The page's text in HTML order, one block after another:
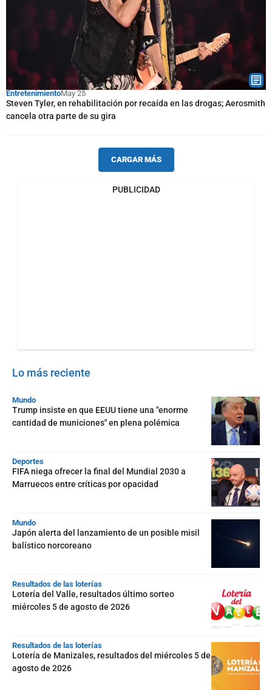
EntretenimientoMay 25
Steven Tyler, en rehabilitación por recaída en las drogas; Aerosmith
cancela otra parte de su gira
CARGAR MÁS
PUBLICIDAD
Lo más reciente
Mundo
Trump insiste en que EEUU tiene una "enorme
cantidad de municiones" en plena polémica
Deportes
FIFA niega ofrecer la final del Mundial 2030 a
Marruecos entre críticas por opacidad
Mundo
Japón alerta del lanzamiento de un posible misil
balístico norcoreano
Resultados de las loterías
Lotería del Valle, resultados último sorteo
miércoles 5 de agosto de 2026
Resultados de las loterías
Lotería de Manizales, resultados del miércoles 5 de
agosto de 2026